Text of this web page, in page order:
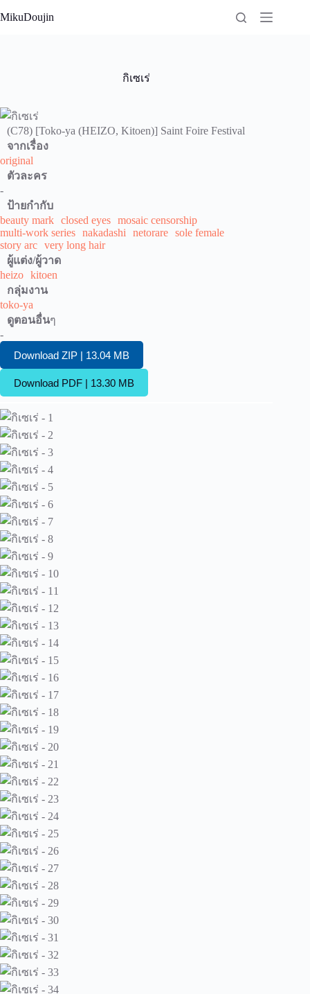
to
MikuDoujin
กิเซเร่
(C78) [Toko-ya (HEIZO, Kitoen)] Saint Foire Festival
จากเรื่อง
original
ตัวละคร
-
ป้ายกำกับ
beauty mark closed eyes mosaic censorship
multi-work series nakadashi netorare sole female
story arc very long hair
ผู้แต่ง/ผู้วาด
heizo kitoen
กลุ่มงาน
toko-ya
ดูตอนอื่นๆ
-
Download ZIP | 13.04 MB
Download PDF | 13.30 MB